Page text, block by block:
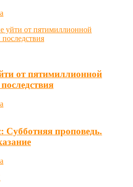
от пятимиллионной
Субботняя проповедь.